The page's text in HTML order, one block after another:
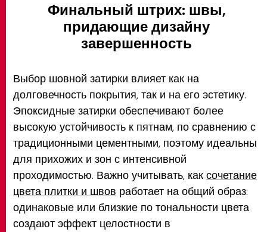
Финальный штрих: швы,
придающие дизайну
завершенность
Выбор шовной затирки влияет как на
долговечность покрытия, так и на его эстетику.
Эпоксидные затирки обеспечивают более
высокую устойчивость к пятнам, по сравнению с
традиционными цементными, поэтому идеальны
для прихожих и зон с интенсивной
проходимостью. Важно учитывать, как сочетание
цвета плитки и швов работает на общий образ:
одинаковые или близкие по тональности цвета
создают эффект целостности в